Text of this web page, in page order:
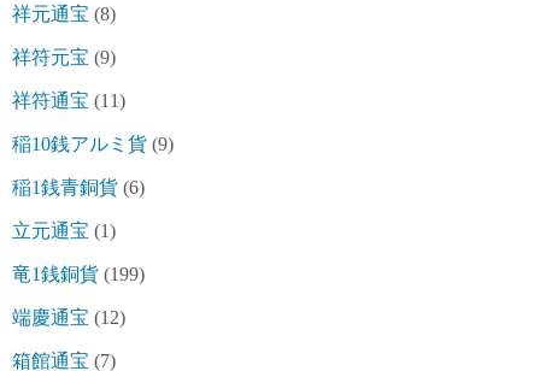
祥元通宝 (8)
祥符元宝 (9)
祥符通宝 (11)
稲10銭アルミ貨 (9)
稲1銭青銅貨 (6)
立元通宝 (1)
竜1銭銅貨 (199)
端慶通宝 (12)
箱館通宝 (7)